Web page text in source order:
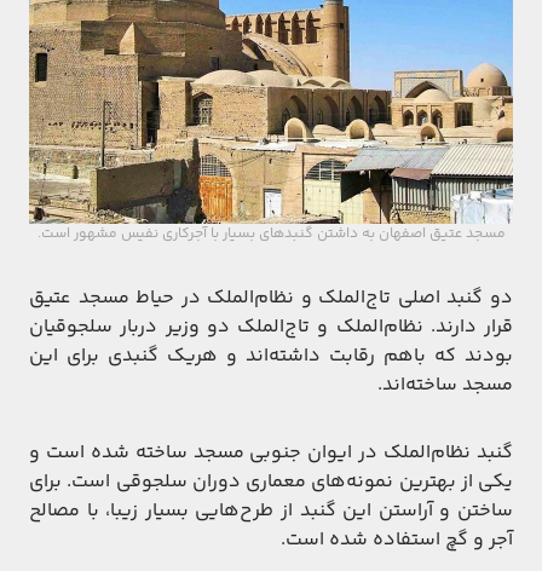
مسجد عتیق اصفهان به داشتن گنبدهای بسیار با آجرکاری نفیس مشهور است.
دو گنبد اصلی تاج‌الملک و نظام‌الملک در حیاط مسجد عتیق
قرار دارند. نظام‌الملک و تاج‌الملک دو وزیر دربار سلجوقیان
بودند که باهم رقابت داشته‌اند و هریک گنبدی برای این
مسجد ساخته‌اند.
گنبد نظام‌الملک در ایوان جنوبی مسجد ساخته شده است و
یکی از بهترین نمونه‌های معماری دوران سلجوقی است. برای
ساختن و آراستن این گنبد از طرح‌هایی بسیار زیبا، با مصالح
آجر و گچ استفاده شده است.